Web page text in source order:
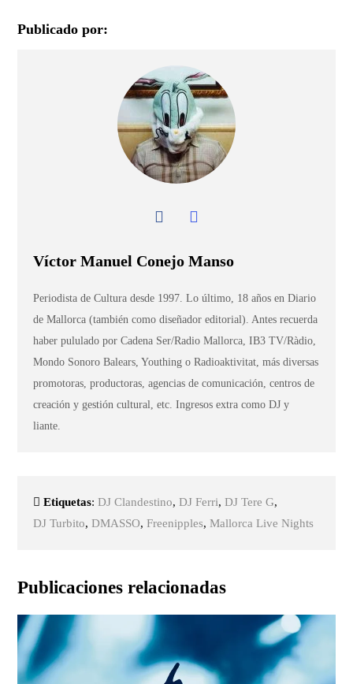
Publicado por:
Víctor Manuel Conejo Manso
Periodista de Cultura desde 1997. Lo último, 18 años en Diario
de Mallorca (también como diseñador editorial). Antes recuerda
haber pululado por Cadena Ser/Radio Mallorca, IB3 TV/Ràdio,
Mondo Sonoro Balears, Youthing o Radioaktivitat, más diversas
promotoras, productoras, agencias de comunicación, centros de
creación y gestión cultural, etc. Ingresos extra como DJ y
liante.
Etiquetas:DJ Clandestino,DJ Ferri,DJ Tere G,
DJ Turbito,DMASSO,Freenipples,Mallorca Live Nights
Publicaciones relacionadas